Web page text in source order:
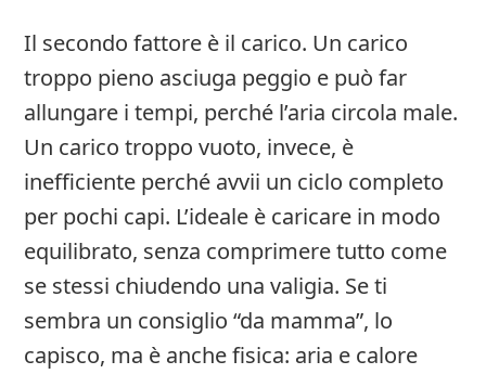
Il secondo fattore è il carico. Un carico
troppo pieno asciuga peggio e può far
allungare i tempi, perché l’aria circola male.
Un carico troppo vuoto, invece, è
inefficiente perché avvii un ciclo completo
per pochi capi. L’ideale è caricare in modo
equilibrato, senza comprimere tutto come
se stessi chiudendo una valigia. Se ti
sembra un consiglio “da mamma”, lo
capisco, ma è anche fisica: aria e calore